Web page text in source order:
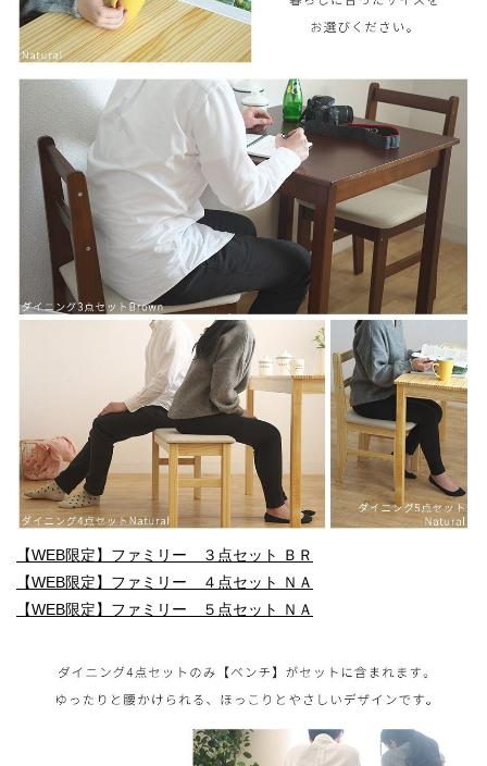
【WEB限定】ファミリー ３点セット ＢＲ
【WEB限定】ファミリー ４点セット ＮＡ
【WEB限定】ファミリー ５点セット ＮＡ